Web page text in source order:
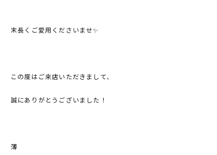
末長くご愛用くださいませ✨
この度はご来店いただきまして、
誠にありがとうございました！
薄